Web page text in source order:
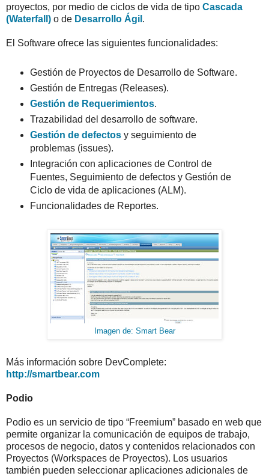
proyectos, por medio de ciclos de vida de tipo Cascada
(Waterfall) o de Desarrollo Ágil .
El Software ofrece las siguientes funcionalidades:
Gestión de Proyectos de Desarrollo de Software.
Gestión de Entregas (Releases).
Gestión de Requerimientos.
Trazabilidad del desarrollo de software.
Gestión de defectosy seguimiento de
problemas (issues).
Integración con aplicaciones de Control de
Fuentes, Seguimiento de defectos y Gestión de
Ciclo de vida de aplicaciones (ALM).
Funcionalidades de Reportes.
Imagen de: Smart Bear
Más información sobre DevComplete:
http://smartbear.com
Podio
Podio es un servicio de tipo “Freemium” basado en web que
permite organizar la comunicación de equipos de trabajo,
procesos de negocio, datos y contenidos relacionados con
Proyectos (Workspaces de Proyectos). Los usuarios
también pueden seleccionar aplicaciones adicionales de